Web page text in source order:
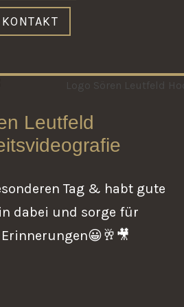
Leutfeld
Tag & habt gute
dabei und sorge für
KONTAKT